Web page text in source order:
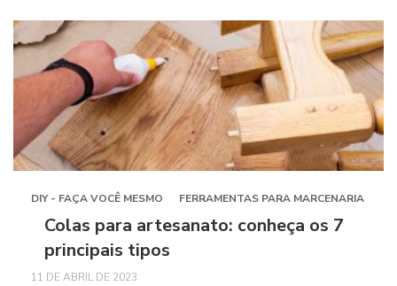
DIY - FAÇA VOCÊ MESMO FERRAMENTAS PARA MARCENARIA
Colas para artesanato: conheça os 7
principais tipos
11 DE ABRIL DE 2023